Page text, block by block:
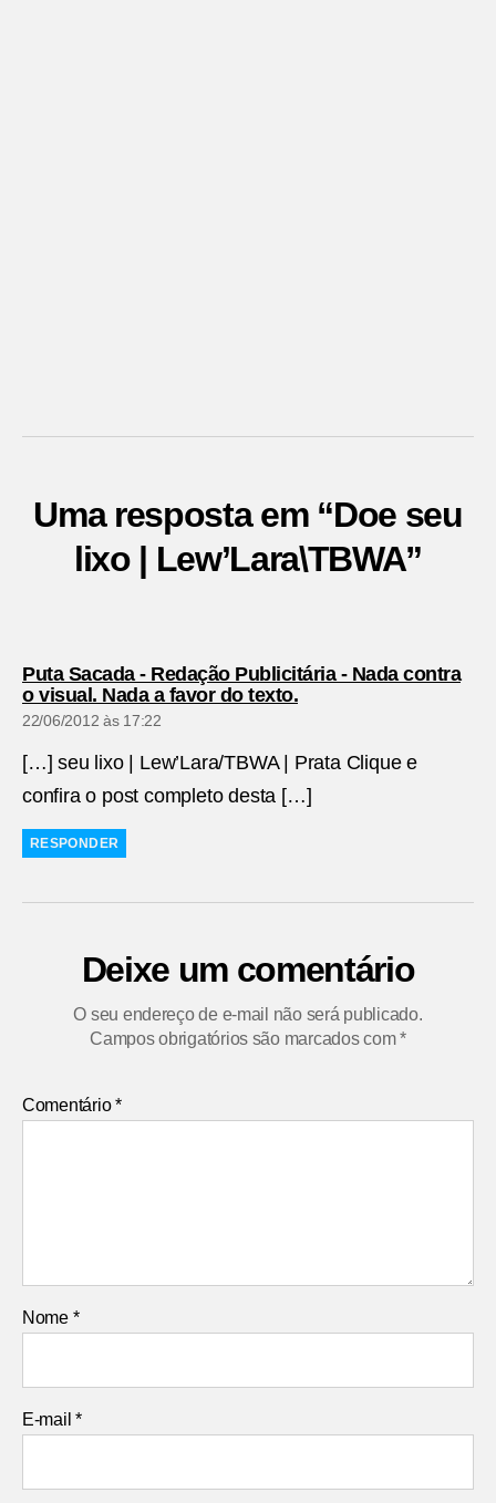
Uma resposta em “Doe seu
lixo | Lew’Lara\TBWA”
Puta Sacada - Redação Publicitária - Nada contra
o visual. Nada a favor do texto.diz:
22/06/2012 às 17:22
[…] seu lixo | Lew’Lara/TBWA | Prata Clique e
confira o post completo desta […]
RESPONDER
Deixe um comentário
O seu endereço de e-mail não será publicado.
Campos obrigatórios são marcados com*
Comentário*
Nome *
E-mail*